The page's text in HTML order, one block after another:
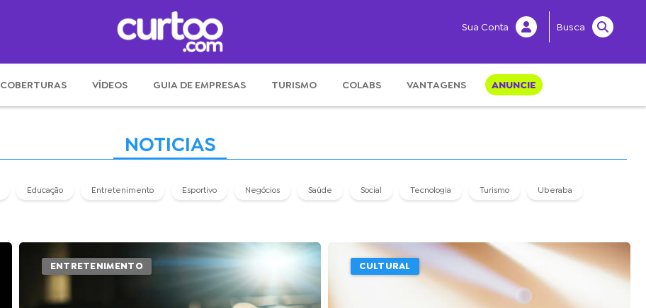
Busca
Sua Conta
COBERTURAS VÍDEOS GUIA DE EMPRESAS TURISMO COLABS VANTAGENS ANUNCIE
NOTICIAS
Educação Entretenimento Esportivo Negócios Saúde Social Tecnologia Turismo Uberaba
ENTRETENIMENTO CULTURAL